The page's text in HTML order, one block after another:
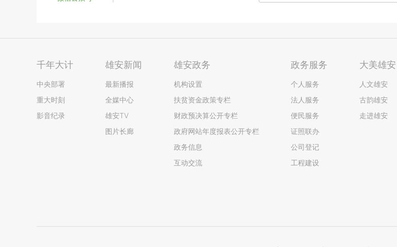
千年大计
中央部署
重大时刻
影音纪录
雄安新闻
最新播报
全媒中心
雄安TV
图片长廊
雄安政务
机构设置
扶贫资金政策专栏
财政预决算公开专栏
政府网站年度报表公开专栏
政务信息
互动交流
政务服务
个人服务
法人服务
便民服务
证照联办
公司登记
工程建设
大美雄安
人文雄安
古韵雄安
走进雄安